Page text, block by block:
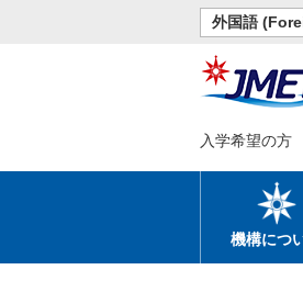
外国語
入学希望の方
機構につ